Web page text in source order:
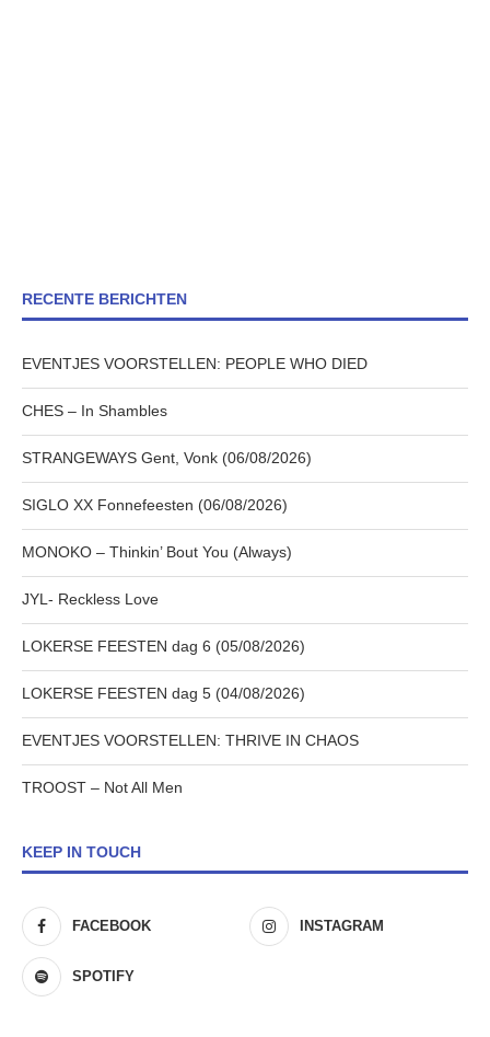
RECENTE BERICHTEN
EVENTJES VOORSTELLEN: PEOPLE WHO DIED
CHES – In Shambles
STRANGEWAYS Gent, Vonk (06/08/2026)
SIGLO XX Fonnefeesten (06/08/2026)
MONOKO – Thinkin’ Bout You (Always)
JYL- Reckless Love
LOKERSE FEESTEN dag 6 (05/08/2026)
LOKERSE FEESTEN dag 5 (04/08/2026)
EVENTJES VOORSTELLEN: THRIVE IN CHAOS
TROOST – Not All Men
KEEP IN TOUCH
FACEBOOK INSTAGRAM
SPOTIFY